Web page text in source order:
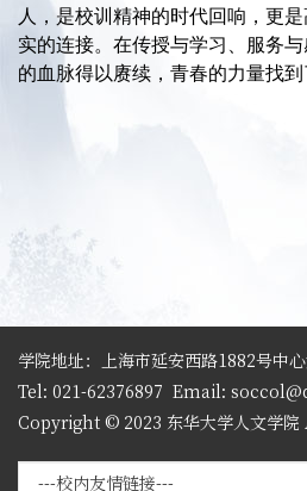
人，是校训精神的时代回响，更
实的连接。在传授与学习、服务
的血脉得以赓续，青春的力量找到
学院地址：上海市延安西路1882号中
Tel: 021-62376897 Email:
Copyright © 2023 东华大学人文学